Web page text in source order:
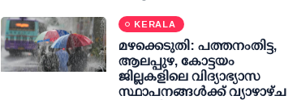
KERALA
മഴക്കെടുതി: പത്തനംതിട്ട,
ആലപ്പുഴ, കോട്ടയം
ജില്ലകളിലെ വിദ്യാഭ്യാസ
സ്ഥാപനങ്ങള്‍ക്ക് വ്യാഴാഴ്ച